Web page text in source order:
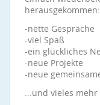
herausgekommen:
-nette Gespräche
-viel Spaß
-ein glückliches
-neue Projekte
-neue
...und vieles mehr